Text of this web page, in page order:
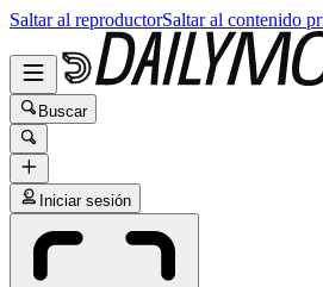
Saltar al reproductorSaltar al contenido
Buscar
Iniciar sesión